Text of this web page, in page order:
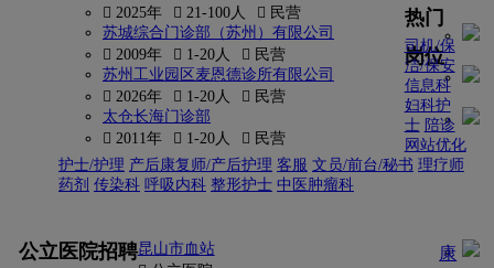
 2025年
 21-100人
 民营
苏城综合门诊部（苏州）有限公司
 2009年
 1-20人
 民营
苏州工业园区麦恩德诊所有限公司
 2026年
 1-20人
 民营
太仓长海门诊部
 2011年
 1-20人  民营
热门
岗位
司机/保
洁/保安
信息科
妇科护
士 陪诊
网站优化
护士/护理 产后康复师/产后护理 客服 文员/前台/秘书 理疗师
药剂 传染科 呼吸内科 整形护士 中医肿瘤科
公立医院招聘昆山市血站
康